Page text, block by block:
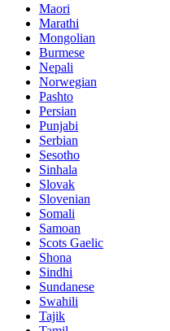
Maori
Marathi
Mongolian
Burmese
Nepali
Norwegian
Pashto
Persian
Punjabi
Serbian
Sesotho
Sinhala
Slovak
Slovenian
Somali
Samoan
Scots Gaelic
Shona
Sindhi
Sundanese
Swahili
Tajik